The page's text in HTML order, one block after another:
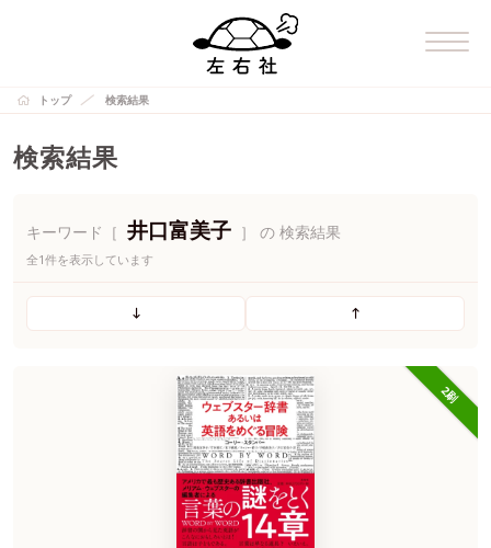
トップ 検索結果
検索結果
キーワード［ 井口富美子 ］ の 検索結果
全1件を表示しています
2刷